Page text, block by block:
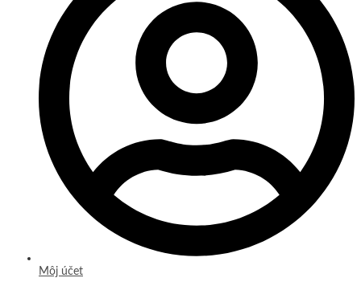
Môj účet